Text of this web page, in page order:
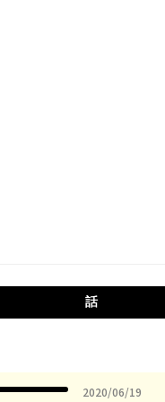
話
2020/06/19
2020年06月19日